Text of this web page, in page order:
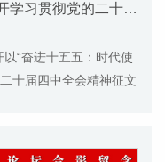
【研讨会】广州市社会科学院召开学习贯彻党的二十届四中全会精神征文研讨会
“奋进十五五：时代使
十届四中全会精神征文